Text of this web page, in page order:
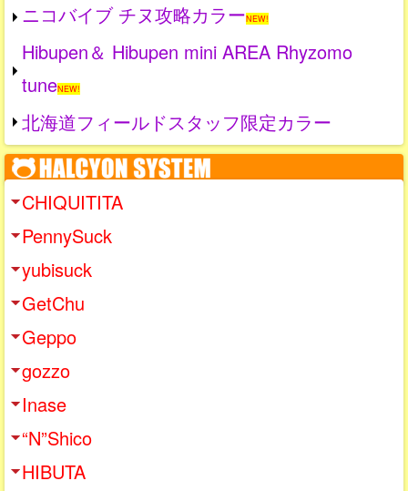
ニコバイブ チヌ攻略カラーNEW!
Hibupen＆ Hibupen mini AREA Rhyzomo
tuneNEW!
北海道フィールドスタッフ限定カラー
CHIQUITITA
PennySuck
yubisuck
GetChu
Geppo
gozzo
Inase
“N”Shico
HIBUTA